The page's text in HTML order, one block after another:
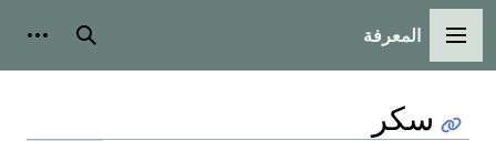
القائمة الرئيسية
المعرفة بحث
سكر